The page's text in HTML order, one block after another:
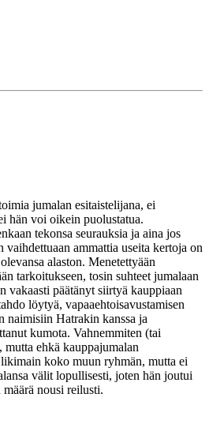
jumalan esitaistelijana, ei
hän voi oikein puolustatua.
tekonsa seurauksia ja aina jos
ammattia useita kertoja on
alaston. Menetettyään
tarkoitukseen, tosin suhteet jumalaan
vakaasti päätänyt siirtyä kauppiaan
löytyä, vapaaehtoisavustamisen
naimisiin Hatrakin kanssa ja
kumota. Vahnemmiten (tai
ehkä kauppajumalan
koko muun ryhmän, mutta ei
välit lopullisesti, joten hän joutui
nousi reilusti.